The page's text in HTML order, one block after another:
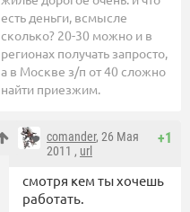
есть деньги, всмысле
сколько? 20-30 можно и в
регионах получать запросто,
а в Москве з/п от 40 сложно
найти приезжим.
+1
comander, 26 Мая
2011 , url
смотря кем ты хочешь
работать.